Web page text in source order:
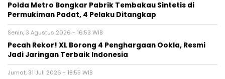
Polda Metro Bongkar Pabrik Tembakau Sintetis di
Permukiman Padat, 4 Pelaku Ditangkap
Senin, 3 Agustus 2026 - 16:53 WIB
Pecah Rekor! XL Borong 4 Penghargaan Ookla, Resmi
Jadi Jaringan Terbaik Indonesia
Jumat, 31 Juli 2026 - 18:55 WIB